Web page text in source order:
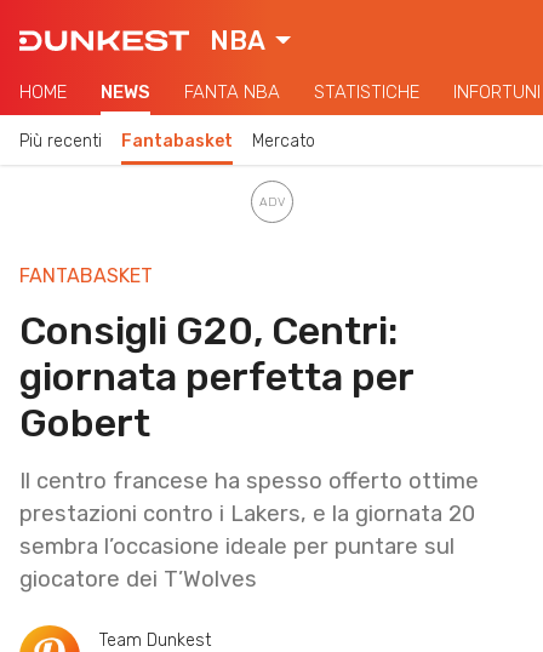
NBA
HOME NEWS FANTA NBA STATISTICHE INFORTUNI
Più recenti Fantabasket Mercato
FANTABASKET
Consigli G20, Centri:
giornata perfetta per
Gobert
Il centro francese ha spesso offerto ottime
prestazioni contro i Lakers, e la giornata 20
sembra l’occasione ideale per puntare sul
giocatore dei T’Wolves
Team Dunkest